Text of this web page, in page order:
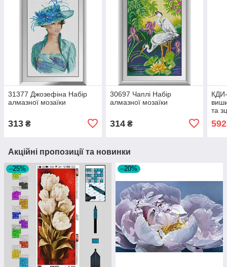
31377 Джозефіна Набір
алмазної мозаїки
313 ₴
30697 Чаплі Набір
алмазної мозаїки
314₴
та
592
Акційні пропозиції та новинки
–25% –20%